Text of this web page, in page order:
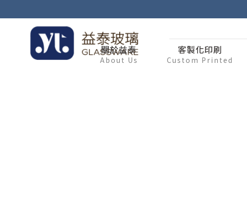
關於益泰
About Us
客製化印刷
Custom Printed